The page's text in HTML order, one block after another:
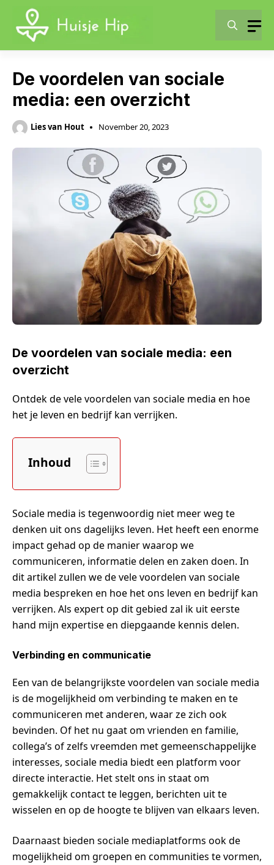
content
De voordelen van sociale
media: een overzicht
Lies van Hout November 20, 2023
De voordelen van sociale media: een
overzicht
Ontdek de vele voordelen van sociale media en hoe
het je leven en bedrijf kan verrijken.
Inhoud
Sociale media is tegenwoordig niet meer weg te
denken uit ons dagelijks leven. Het heeft een enorme
impact gehad op de manier waarop we
communiceren, informatie delen en zaken doen. In
dit artikel zullen we de vele voordelen van sociale
media bespreken en hoe het ons leven en bedrijf kan
verrijken. Als expert op dit gebied zal ik uit eerste
hand mijn expertise en diepgaande kennis delen.
Verbinding en communicatie
Een van de belangrijkste voordelen van sociale media
is de mogelijkheid om verbinding te maken en te
communiceren met anderen, waar ze zich ook
bevinden. Of het nu gaat om vrienden en familie,
collega’s of zelfs vreemden met gemeenschappelijke
interesses, sociale media biedt een platform voor
directe interactie. Het stelt ons in staat om
gemakkelijk contact te leggen, berichten uit te
wisselen en op de hoogte te blijven van elkaars leven.
Daarnaast bieden sociale mediaplatforms ook de
mogelijkheid om groepen en communities te vormen,